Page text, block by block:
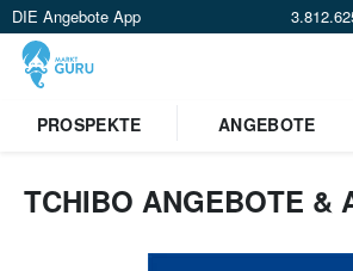
DIE Angebote App
PROSPEKTE
ANGEBOTE
TCHIBO ANGEBOTE &